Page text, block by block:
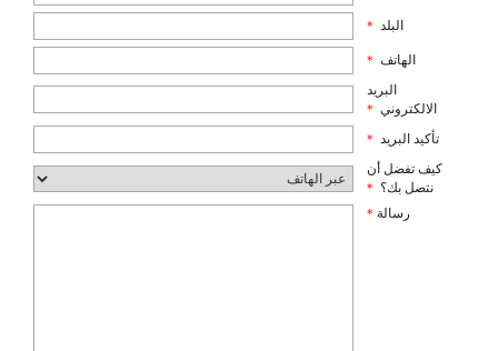
البلد *
الهاتف *
البريد
الالكتروني *
تأكيد البريد *
كيف تفضل أن
نتصل بك؟ *
رسالة *